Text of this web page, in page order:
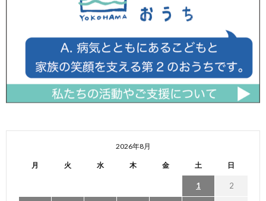
2026年8月
月 火 水 木 金 土 日
1 2